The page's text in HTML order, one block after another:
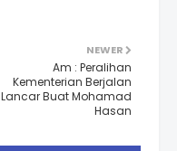
NEWER
Am : Peralihan
Kementerian Berjalan
Lancar Buat Mohamad
Hasan